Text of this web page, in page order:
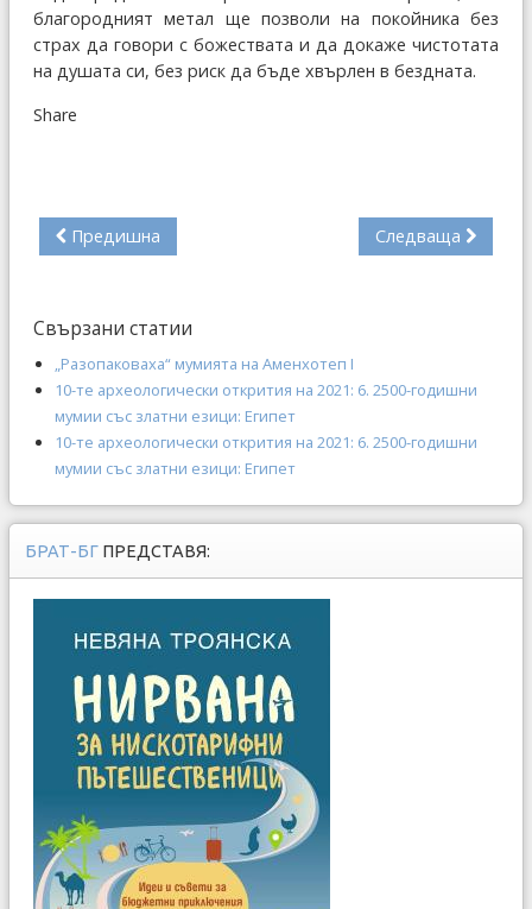
благородният метал ще позволи на покойника без
страх да говори с божествата и да докаже чистотата
на душата си, без риск да бъде хвърлен в бездната.
Share
Предишна Следваща
Свързани статии
„Разопаковаха“ мумията на Аменхотеп I
10-те археологически открития на 2021: 6. 2500-годишни
мумии със златни езици: Египет
10-те археологически открития на 2021: 6. 2500-годишни
мумии със златни езици: Египет
БРАТ-БГ ПРЕДСТАВЯ: